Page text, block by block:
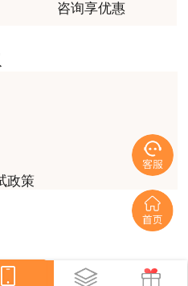
瑞和孙琦两位老师的课
程。
咨询享优惠
政策